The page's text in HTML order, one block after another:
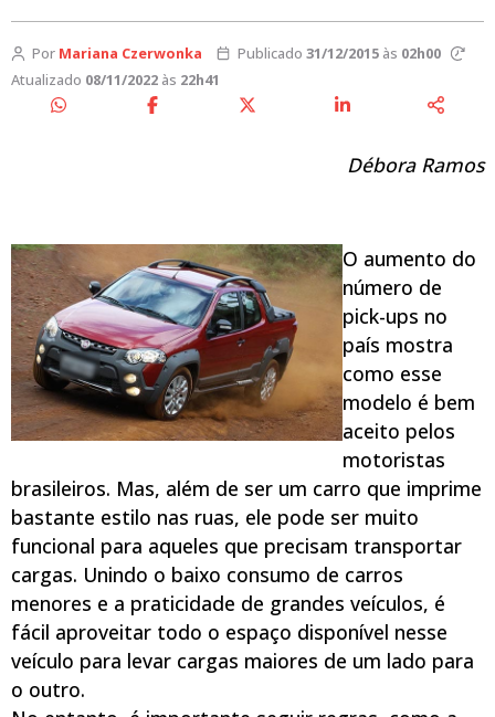
Por Mariana Czerwonka Publicado 31/12/2015às 02h00
Atualizado 08/11/2022 às 22h41
Débora Ramos
O aumento do
número de
pick-ups no
país mostra
como esse
modelo é bem
aceito pelos
motoristas
brasileiros. Mas, além de ser um carro que imprime
bastante estilo nas ruas, ele pode ser muito
funcional para aqueles que precisam transportar
cargas. Unindo o baixo consumo de carros
menores e a praticidade de grandes veículos, é
fácil aproveitar todo o espaço disponível nesse
veículo para levar cargas maiores de um lado para
o outro.